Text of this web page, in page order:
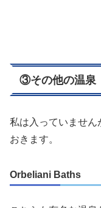
③その他の温泉
私は入っていません
おきます。
Orbeliani Baths